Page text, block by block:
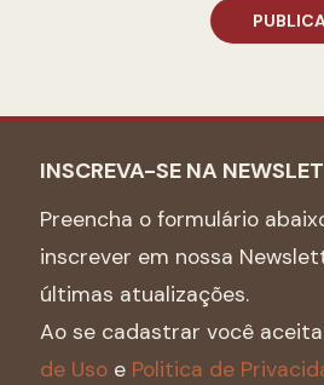
INSCREVA-SE NA
Preencha o formulário
inscrever em nossa
últimas atualizações.
Ao se cadastrar você
de Uso e Politica de